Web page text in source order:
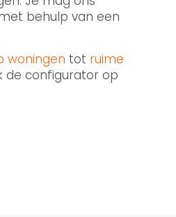
behulp van een
woningen tot ruime
de configurator op